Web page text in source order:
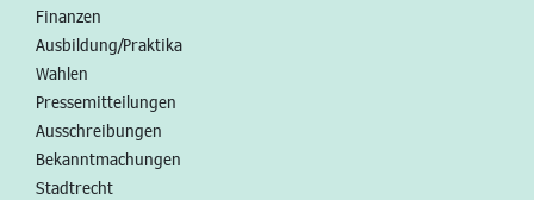
Finanzen
Ausbildung/Praktika
Wahlen
Pressemitteilungen
Ausschreibungen
Bekanntmachungen
Stadtrecht